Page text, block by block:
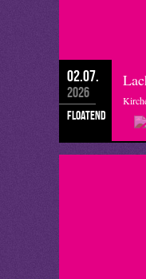
02.07.
2026
floatend